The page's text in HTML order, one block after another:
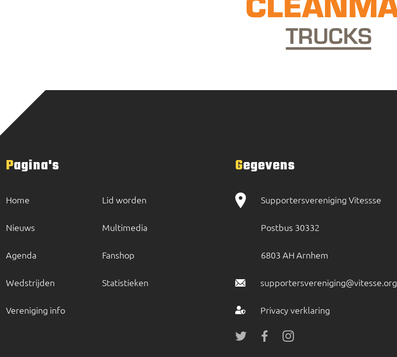
Pagina's
Home
Nieuws
Agenda
Wedstrijden
Vereniging info
Lid worden
Multimedia
Fanshop
Statistieken
Gegevens
Supportersvereniging Vitessse
Postbus 30332
6803 AH Arnhem
supportersvereniging@vitesse.org
Privacy verklaring